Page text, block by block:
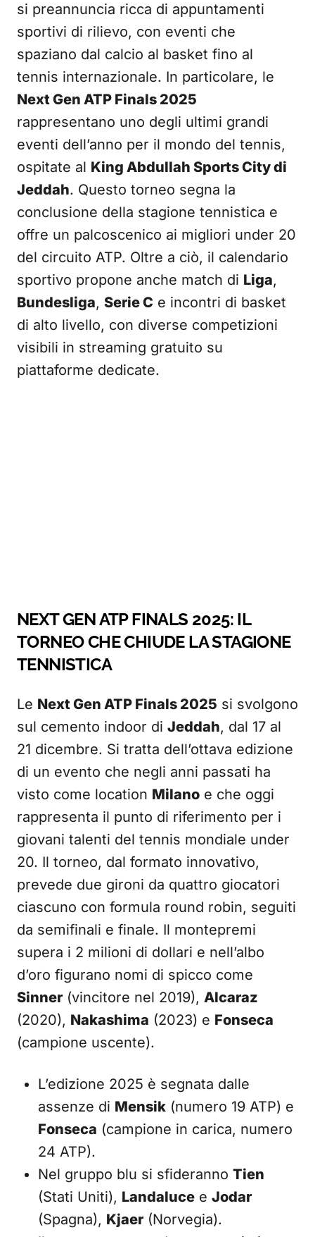
si preannuncia ricca di appuntamenti
sportivi di rilievo, con eventi che
spaziano dal calcio al basket fino al
tennis internazionale. In particolare, le
Next Gen ATP Finals 2025
rappresentano uno degli ultimi grandi
eventi dell’anno per il mondo del tennis,
ospitate al King Abdullah Sports City di
Jeddah. Questo torneo segna la
conclusione della stagione tennistica e
offre un palcoscenico ai migliori under 20
del circuito ATP. Oltre a ciò, il calendario
sportivo propone anche match di Liga,
Bundesliga, Serie C e incontri di basket
di alto livello, con diverse competizioni
visibili in streaming gratuito su
piattaforme dedicate.
NEXT GEN ATP FINALS 2025: IL
TORNEO CHE CHIUDE LA STAGIONE
TENNISTICA
Le Next Gen ATP Finals 2025 si svolgono
sul cemento indoor di Jeddah, dal 17 al
21 dicembre. Si tratta dell’ottava edizione
di un evento che negli anni passati ha
visto come location Milano e che oggi
rappresenta il punto di riferimento per i
giovani talenti del tennis mondiale under
20. Il torneo, dal formato innovativo,
prevede due gironi da quattro giocatori
ciascuno con formula round robin, seguiti
da semifinali e finale. Il montepremi
supera i 2 milioni di dollari e nell’albo
d’oro figurano nomi di spicco come
Sinner (vincitore nel 2019), Alcaraz
(2020), Nakashima (2023) e Fonseca
(campione uscente).
L’edizione 2025 è segnata dalle
assenze di Mensik (numero 19 ATP) e
Fonseca (campione in carica, numero
24 ATP).
Nel gruppo blu si sfideranno Tien
(Stati Uniti), Landaluce e Jodar
(Spagna), Kjaer (Norvegia).